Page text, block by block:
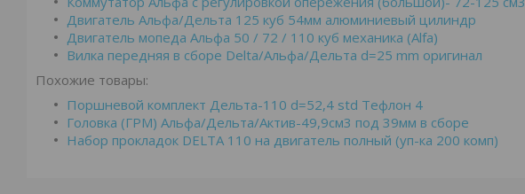
Двигатель Альфа/Дельта 125 куб 54мм алюминиевый цилиндр
Двигатель мопеда Альфа 50 / 72 / 110 куб механика (Alfa)
Вилка передняя в сборе Delta/Альфа/Дельта d=25 mm оригинал
Похожие товары:
Поршневой комплект Дельта-110 d=52,4 std Тефлон 4
Головка (ГРМ) Альфа/Дельта/Актив-49,9см3 под 39мм в сборе
Набор прокладок DELTA 110 на двигатель полный (уп-ка 200 комп)